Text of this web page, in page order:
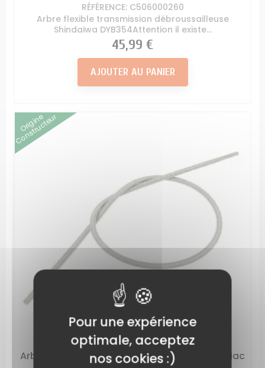
RÉFÉRENCE: C506000260
Arbre flexible transmission débroussailleuse
Shindaiwa DYB354Attention il existe...
Prix
45,99 €
AJOUTER AU PANIER
Origine
Constructeur
Arbre flexible débroussailleuse Efco / Oleo Mac
Pour une expérience
optimale, acceptez
nos cookies :)